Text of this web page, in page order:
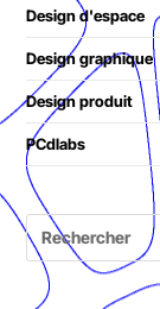
Design d'espace
Design graphique
Design produit
PCdlabs